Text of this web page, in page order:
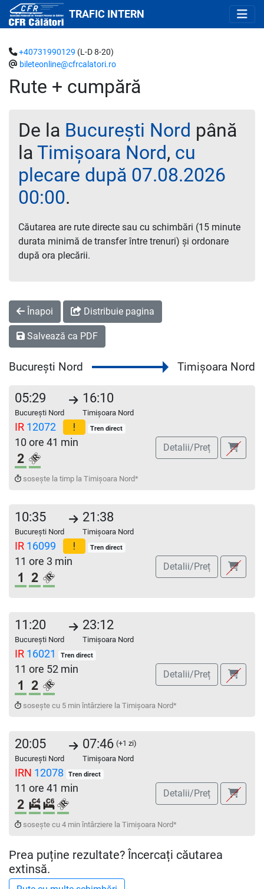
TRAFIC INTERN
Rute + cumpără
+40731990129 (L-D 8-20)
bileteonline@cfrcalatori.ro
De la București Nord până
la Timișoara Nord, cu
plecare după 07.08.2026
00:00.
Căutarea are rute directe sau cu schimbări (15 minute
durata minimă de transfer între trenuri) și ordonare
după ora plecării.
Înapoi Distribuie pagina
Salvează ca PDF
București Nord Timișoara Nord
05:29
București Nord
16:10
Timișoara Nord
IR 12072 Tren direct
10 ore 41 min
Clasa a 2-a
Loc rezervat (biletul se emite obligatoriu și
Detalii/Preț
sosește la timp la Timișoara Nord*
10:35
București Nord
21:38
Timișoara Nord
IR 16099 Tren direct
11 ore 3 min
Clasa 1
Clasa a 2-a
Loc rezervat (biletul se emite obligatoriu și
Detalii/Preț
11:20
București Nord
23:12
Timișoara Nord
IR 16021 Tren direct
11 ore 52 min
Clasa 1
Clasa a 2-a
Loc rezervat (biletul se emite obligatoriu și
Detalii/Preț
sosește cu 5 min întârziere la Timișoara Nord*
20:05
București Nord
07:46 (+1 zi)
Timișoara Nord
IRN 12078 Tren direct
11 ore 41 min
Clasa a 2-a
Cușetă 4 paturi
Cușetă 6 paturi
Loc rezervat (biletul se emite obligatoriu
Detalii/Preț
sosește cu 4 min întârziere la Timișoara Nord*
Prea puține rezultate? Încercați căutarea
extinsă.